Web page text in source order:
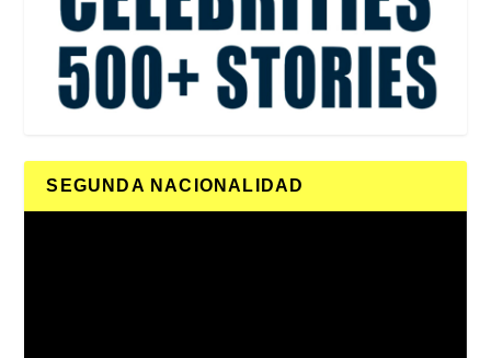
SEGUNDA NACIONALIDAD